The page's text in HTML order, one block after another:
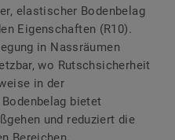
elastischer Bodenbelag
Eigenschaften (R10).
in Nassräumen
wo Rutschsicherheit
in der
bietet
und reduziert die